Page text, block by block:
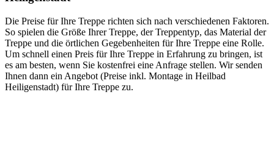
Die Preise für Ihre Treppe richten sich nach verschiedenen Faktoren.
So spielen die Größe Ihrer Treppe, der Treppentyp, das Material der
Treppe und die örtlichen Gegebenheiten für Ihre Treppe eine Rolle.
Um schnell einen Preis für Ihre Treppe in Erfahrung zu bringen, ist
es am besten, wenn Sie kostenfrei eine Anfrage stellen. Wir senden
Ihnen dann ein Angebot (Preise inkl. Montage in Heilbad
Heiligenstadt) für Ihre Treppe zu.